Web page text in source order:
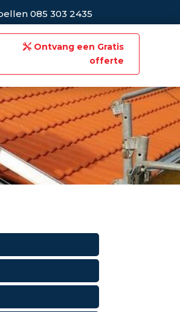
085 303 2435
Ontvang een Gratis
offerte